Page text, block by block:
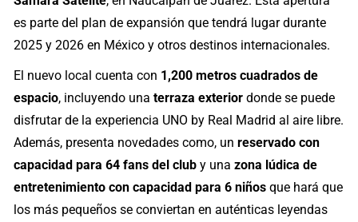
es parte del plan de expansión que tendrá lugar durante
2025 y 2026 en México y otros destinos internacionales.
El nuevo local cuenta con 1,200 metros cuadrados de
espacio, incluyendo unaterraza exterior donde se puede
disfrutar de la experiencia UNO by Real Madrid al aire libre.
Además, presenta novedades como, unreservado con
capacidad para 64 fans del club y unazona lúdica de
entretenimiento con capacidad para 6 niños que hará que
los más pequeños se conviertan en auténticas leyendas